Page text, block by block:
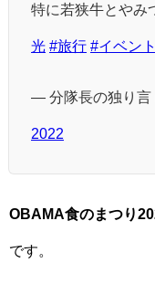
特に若狭牛とやみ
光 #旅行 #イベント
— 分隊長の独り言
2022
OBAMA食のまつり
です。